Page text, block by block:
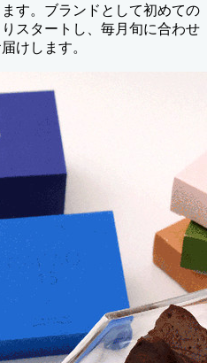
す。ブランドとして初めての
スタートし、毎月旬に合わせ
けします。